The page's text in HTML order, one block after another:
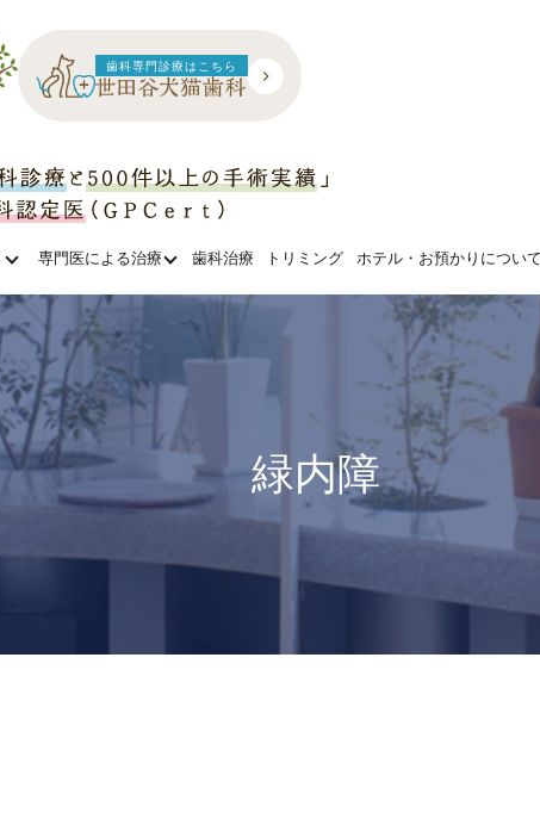
歯科専門診療はこちら
専門医による治療 歯科治療 トリミング ホテル・お預かりについて
緑内障